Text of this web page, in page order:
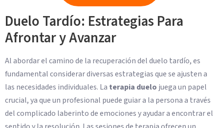
Duelo Tardío: Estrategias Para
Afrontar y Avanzar
Al abordar el camino de la recuperación del duelo tardío, es
fundamental considerar diversas estrategias que se ajusten a
las necesidades individuales. La terapia duelo juega un papel
crucial, ya que un profesional puede guiar a la persona a través
del complicado laberinto de emociones y ayudar a encontrar el